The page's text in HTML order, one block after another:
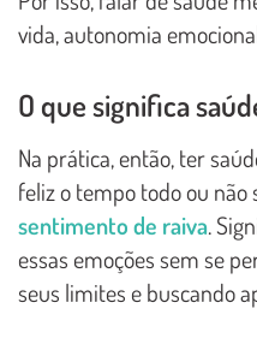
vida, autonomia
O que significa
Na prática, então, ter
feliz o tempo todo ou
sentimento de raiva.
essas emoções sem se
seus limites e buscando